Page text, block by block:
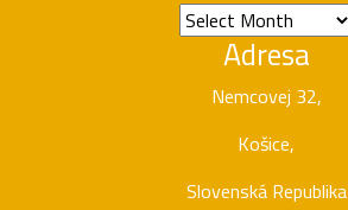
Archives
Adresa
Nemcovej 32,
Košice,
Slovenská Republika